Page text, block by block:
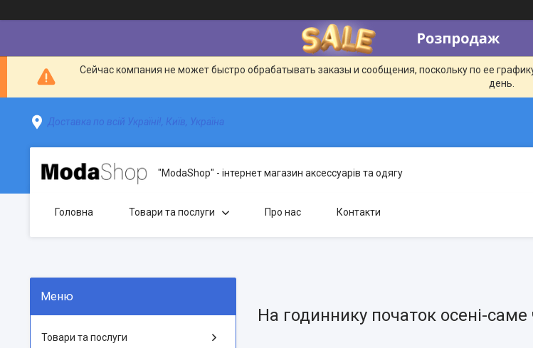
Сейчас компания не может быстро обрабатывать заказы и сообщения, поскольку по ее
день.
Доставка по всій Україні!, Київ, Україна
"ModaShop" - інтернет магазин аксессуарів та одягу
Головна Товари та послуги Про нас Контакти
На годиннику початок осені-
Товари та послуги